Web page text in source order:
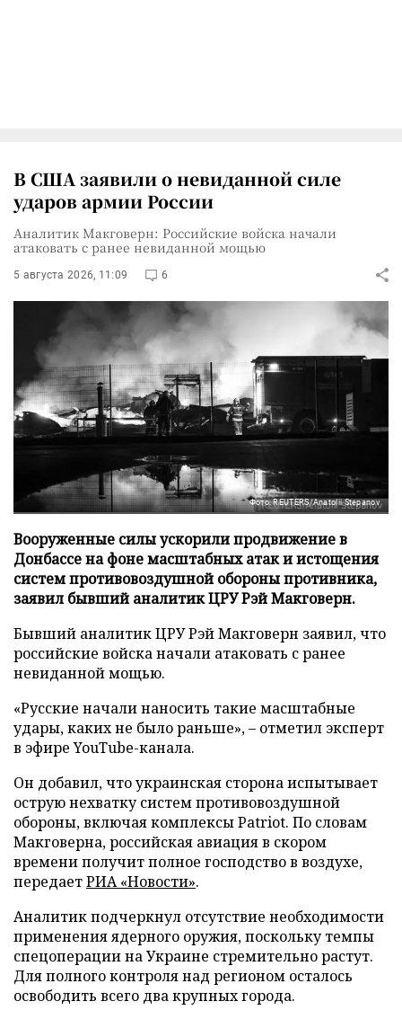
В США заявили о невиданной силе
ударов армии России
Аналитик Макговерн: Российские войска начали
атаковать с ранее невиданной мощью
5 августа 2026, 11:09 6
Фото: REUTERS/Anatolii Stepanov
Вооруженные силы ускорили продвижение в
Донбассе на фоне масштабных атак и истощения
систем противовоздушной обороны противника,
заявил бывший аналитик ЦРУ Рэй Макговерн.
Бывший аналитик ЦРУ Рэй Макговерн заявил, что
российские войска начали атаковать с ранее
невиданной мощью.
«Русские начали наносить такие масштабные
удары, каких не было раньше», – отметил эксперт
в эфире YouTube-канала.
Он добавил, что украинская сторона испытывает
острую нехватку систем противовоздушной
обороны, включая комплексы Patriot. По словам
Макговерна, российская авиация в скором
времени получит полное господство в воздухе,
передаетРИА «Новости».
Аналитик подчеркнул отсутствие необходимости
применения ядерного оружия, поскольку темпы
спецоперации на Украине стремительно растут.
Для полного контроля над регионом осталось
освободить всего два крупных города.